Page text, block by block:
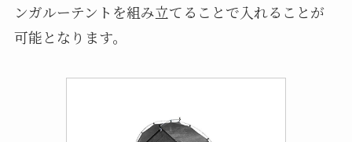
ンガルーテントを組み立てることで入れることが
可能となります。